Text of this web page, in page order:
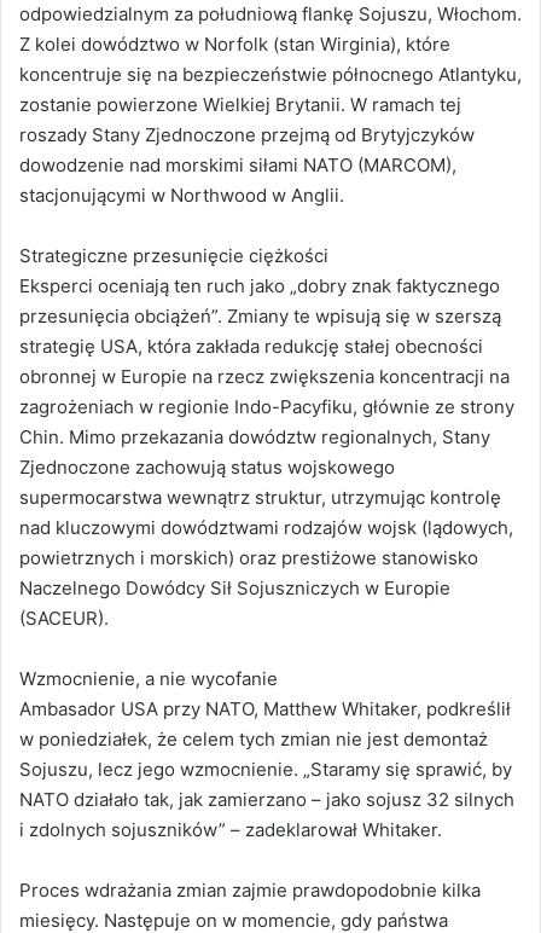
odpowiedzialnym za południową flankę Sojuszu, Włochom.
Z kolei dowództwo w Norfolk (stan Wirginia), które
koncentruje się na bezpieczeństwie północnego Atlantyku,
zostanie powierzone Wielkiej Brytanii. W ramach tej
roszady Stany Zjednoczone przejmą od Brytyjczyków
dowodzenie nad morskimi siłami NATO (MARCOM),
stacjonującymi w Northwood w Anglii.
Strategiczne przesunięcie ciężkości
Eksperci oceniają ten ruch jako „dobry znak faktycznego
przesunięcia obciążeń”. Zmiany te wpisują się w szerszą
strategię USA, która zakłada redukcję stałej obecności
obronnej w Europie na rzecz zwiększenia koncentracji na
zagrożeniach w regionie Indo-Pacyfiku, głównie ze strony
Chin. Mimo przekazania dowództw regionalnych, Stany
Zjednoczone zachowują status wojskowego
supermocarstwa wewnątrz struktur, utrzymując kontrolę
nad kluczowymi dowództwami rodzajów wojsk (lądowych,
powietrznych i morskich) oraz prestiżowe stanowisko
Naczelnego Dowódcy Sił Sojuszniczych w Europie
(SACEUR).
Wzmocnienie, a nie wycofanie
Ambasador USA przy NATO, Matthew Whitaker, podkreślił
w poniedziałek, że celem tych zmian nie jest demontaż
Sojuszu, lecz jego wzmocnienie. „Staramy się sprawić, by
NATO działało tak, jak zamierzano – jako sojusz 32 silnych
i zdolnych sojuszników” – zadeklarował Whitaker.
Proces wdrażania zmian zajmie prawdopodobnie kilka
miesięcy. Następuje on w momencie, gdy państwa